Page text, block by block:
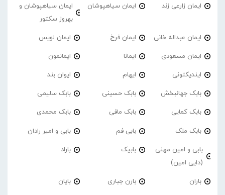
ایمان زارعی زند ایمان سیاهپوشان
ایمان سیاهپوشان و
بهروز سکتور
ایمان عبداله خانی ایمان فرخ ایمان لویس
ایمان مسعودی ایمانا ایمانمون
ایندیکتونی ایهام ایوان بند
بابک جهانبخش بابک حسینی بابک سلیمی
بابک کمایی بابک مافی بابک محمدی
بابک ملک بابی فم بابی و امیر رادان
بابی و امین مهنی
(دایی امین)
بابیک باراد
باران بارن جباری بایان